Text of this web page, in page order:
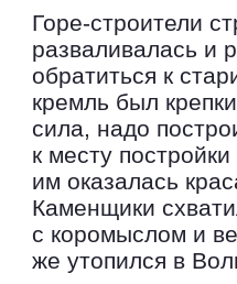
Горе-строители
разваливалась и
обратиться к
кремль был
сила, надо
к месту
им оказалась
Каменщики
с коромыслом и
же утопился в